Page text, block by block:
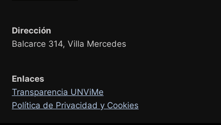
Dirección
Balcarce 314, Villa Mercedes
Enlaces
Transparencia UNViMe
Política de Privacidad y Cookies